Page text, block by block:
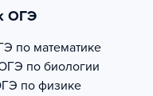
ОГЭ
по математике
по биологии
по физике